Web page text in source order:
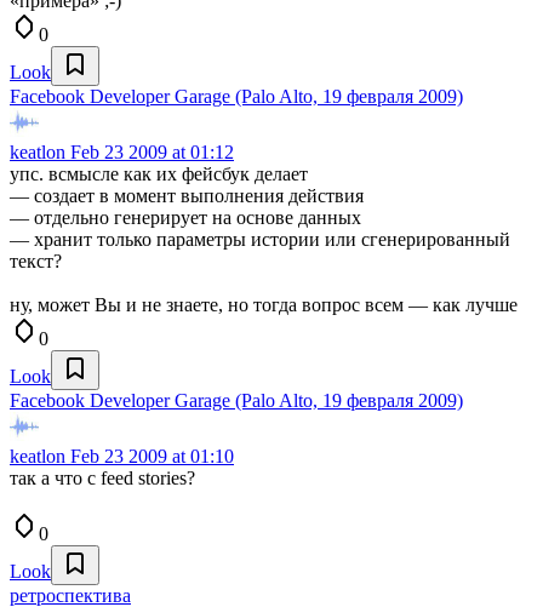
0
Look
Facebook Developer Garage (Palo Alto, 19 февраля 2009)
keatlon Feb 23 2009 at 01:12
упс. всмысле как их фейсбук делает
— создает в момент выполнения действия
— отдельно генерирует на основе данных
— хранит только параметры истории или сгенерированный
текст?
ну, может Вы и не знаете, но тогда вопрос всем — как лучше
0
Look
Facebook Developer Garage (Palo Alto, 19 февраля 2009)
keatlon Feb 23 2009 at 01:10
так а что с feed stories?
0
Look
ретроспектива